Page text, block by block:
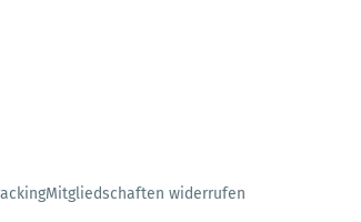
Mitgliedschaften widerrufen